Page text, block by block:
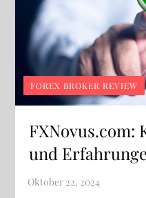
FOREX BROKER REVIEW
FXNovus.com:
und